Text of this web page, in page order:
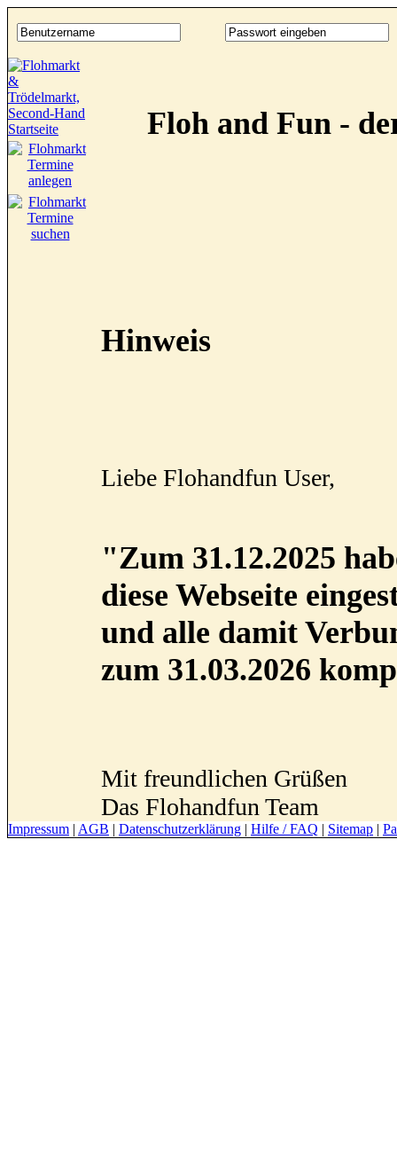
Floh and Fun -
Hinweis
Liebe Flohandfun User,
"Zum 31.12.2025
diese Webseite
und alle damit
zum 31.03.2026
Mit freundlichen Grüßen
Das Flohandfun Team
Impressum | AGB | Datenschutzerklärung | Hilfe / FAQ | Sitemap |